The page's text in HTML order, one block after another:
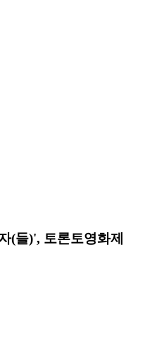
(들)', 토론토영화제